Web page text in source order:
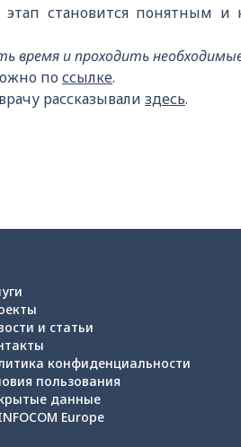
становится понятным
время и проходить
поссылке.
рассказывали здесь.
и статьи
конфиденциальности
пользования
данные
Europe